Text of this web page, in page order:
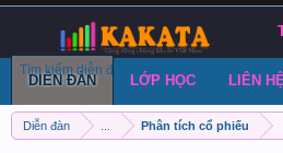
Diễn đàn Phân tích cổ phiếu
DIỄN ĐÀN
Tìm kiếm diễn đàn Bài viết gần đây
LỚP HỌC LIÊN